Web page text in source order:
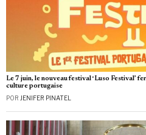
Le 7 juin, le nouveau festival ‘Luso Festival’
culture portugaise
POR JENIFER PINATEL